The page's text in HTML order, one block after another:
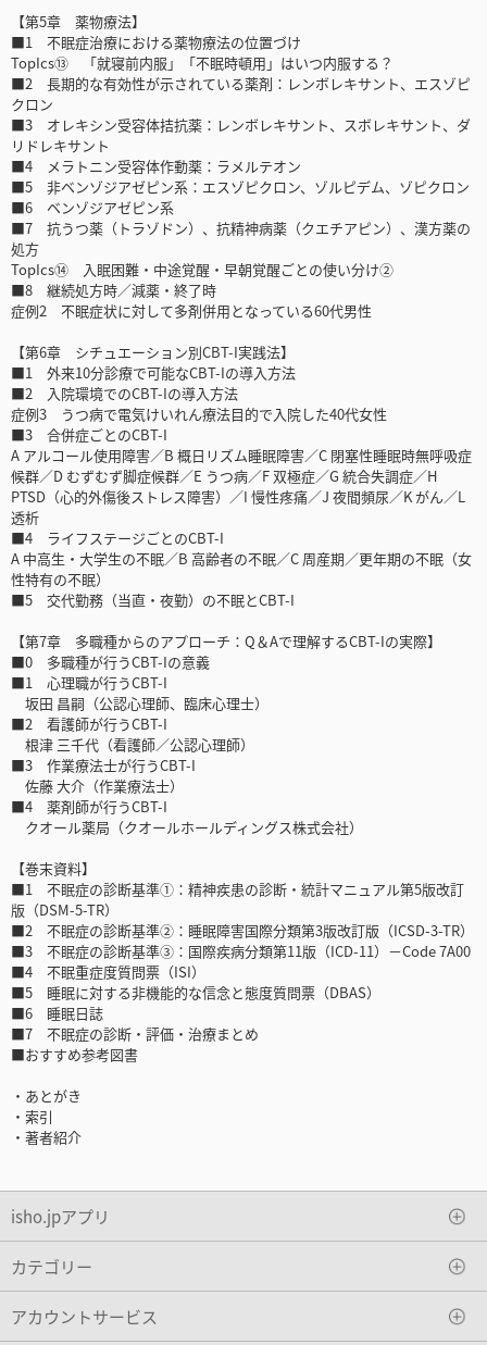
【第5章 薬物療法】
■1 不眠症治療における薬物療法の位置づけ
TopIcs⑬ 「就寝前内服」「不眠時頓用」はいつ内服する？
■2 長期的な有効性が示されている薬剤：レンボレキサント、エスゾピ
クロン
■3 オレキシン受容体拮抗薬：レンボレキサント、スボレキサント、ダ
リドレキサント
■4 メラトニン受容体作動薬：ラメルテオン
■5 非ベンゾジアゼピン系：エスゾピクロン、ゾルピデム、ゾピクロン
■6 ベンゾジアゼピン系
■7 抗うつ薬（トラゾドン）、抗精神病薬（クエチアピン）、漢方薬の
処方
TopIcs⑭ 入眠困難・中途覚醒・早朝覚醒ごとの使い分け②
■8 継続処方時／減薬・終了時
症例2 不眠症状に対して多剤併用となっている60代男性
【第6章 シチュエーション別CBT-I実践法】
■1 外来10分診療で可能なCBT-Iの導入方法
■2 入院環境でのCBT-Iの導入方法
症例3 うつ病で電気けいれん療法目的で入院した40代女性
■3 合併症ごとのCBT-I
A アルコール使用障害／B 概日リズム睡眠障害／C 閉塞性睡眠時無呼吸症
候群／D むずむず脚症候群／E うつ病／F 双極症／G 統合失調症／H
PTSD（心的外傷後ストレス障害）／I 慢性疼痛／J 夜間頻尿／K がん／L
透析
■4 ライフステージごとのCBT-I
A 中高生・大学生の不眠／B 高齢者の不眠／C 周産期／更年期の不眠（女
性特有の不眠）
■5 交代勤務（当直・夜勤）の不眠とCBT-I
【第7章 多職種からのアプローチ：Q＆Aで理解するCBT-Iの実際】
■0 多職種が行うCBT-Iの意義
■1 心理職が行うCBT-I
坂田 昌嗣（公認心理師、臨床心理士）
■2 看護師が行うCBT-I
根津 三千代（看護師／公認心理師）
■3 作業療法士が行うCBT-I
佐藤 大介（作業療法士）
■4 薬剤師が行うCBT-I
クオール薬局（クオールホールディングス株式会社）
【巻末資料】
■1 不眠症の診断基準①：精神疾患の診断・統計マニュアル第5版改訂
版（DSM-5-TR）
■2 不眠症の診断基準②：睡眠障害国際分類第3版改訂版（ICSD-3-TR）
■3 不眠症の診断基準③：国際疾病分類第11版（ICD-11）－Code 7A00
■4 不眠重症度質問票（ISI）
■5 睡眠に対する非機能的な信念と態度質問票（DBAS）
■6 睡眠日誌
■7 不眠症の診断・評価・治療まとめ
■おすすめ参考図書
・あとがき
・索引
・著者紹介
isho.jpアプリ
カテゴリー
アカウントサービス